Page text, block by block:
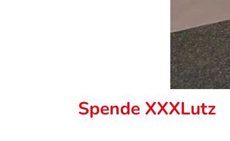
Spende XXXLutz